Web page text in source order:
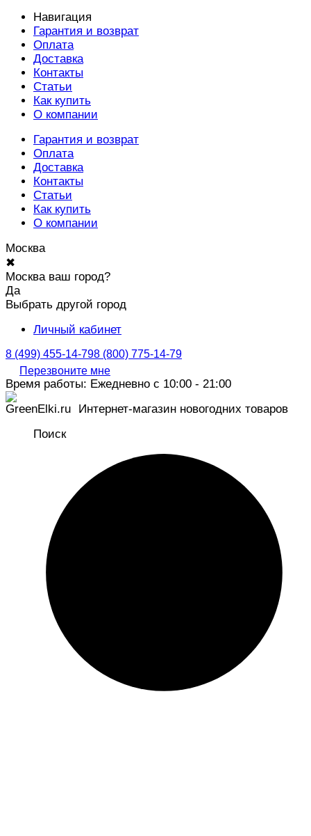
Навигация
Гарантия и возврат
Оплата
Доставка
Контакты
Статьи
Как купить
О компании
Гарантия и возврат
Оплата
Доставка
Контакты
Статьи
Как купить
О компании
Москва
✖
Москва ваш город?
Да
Выбрать другой город
Личный кабинет
8 (499) 455-14-798 (800) 775-14-79
Перезвоните мне
Время работы: Ежедневно с 10:00 - 21:00
Интернет-магазин новогодних товаров
Поиск